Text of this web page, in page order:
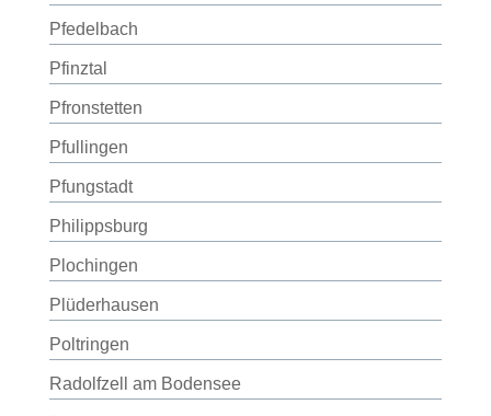
Pfedelbach
Pfinztal
Pfronstetten
Pfullingen
Pfungstadt
Philippsburg
Plochingen
Plüderhausen
Poltringen
Radolfzell am Bodensee